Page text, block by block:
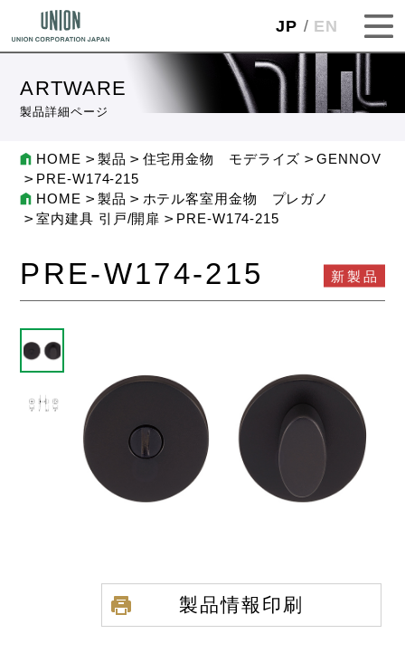
JP EN
ARTWARE
製品詳細ページ
HOME 製品 住宅用金物 モデライズ
GENNOV
PRE-W174-215
HOME
製品
ホテル客室用金物 プレガノ
室内建具 引戸/開扉
PRE-W174-215
PRE-W174-215 新製品
製品情報印刷